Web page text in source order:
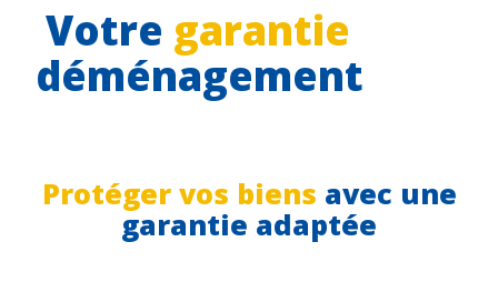
Votre garantie
déménagement
Protéger vos biens avec une
garantie adaptée